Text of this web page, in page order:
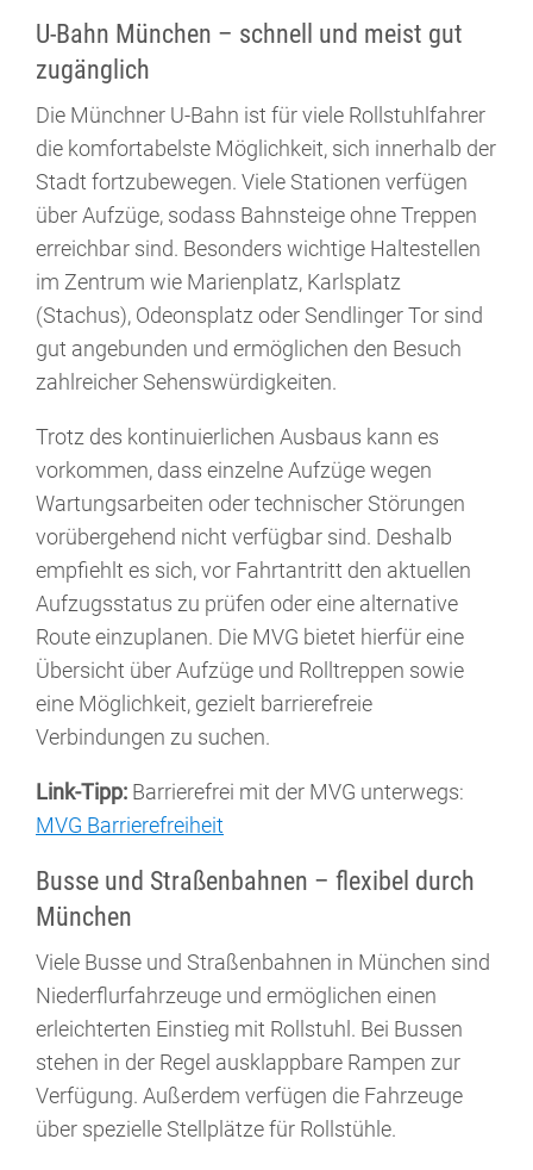
U-Bahn München – schnell und meist gut
zugänglich
Die Münchner U-Bahn ist für viele Rollstuhlfahrer
die komfortabelste Möglichkeit, sich innerhalb der
Stadt fortzubewegen. Viele Stationen verfügen
über Aufzüge, sodass Bahnsteige ohne Treppen
erreichbar sind. Besonders wichtige Haltestellen
im Zentrum wie Marienplatz, Karlsplatz
(Stachus), Odeonsplatz oder Sendlinger Tor sind
gut angebunden und ermöglichen den Besuch
zahlreicher Sehenswürdigkeiten.
Trotz des kontinuierlichen Ausbaus kann es
vorkommen, dass einzelne Aufzüge wegen
Wartungsarbeiten oder technischer Störungen
vorübergehend nicht verfügbar sind. Deshalb
empfiehlt es sich, vor Fahrtantritt den aktuellen
Aufzugsstatus zu prüfen oder eine alternative
Route einzuplanen. Die MVG bietet hierfür eine
Übersicht über Aufzüge und Rolltreppen sowie
eine Möglichkeit, gezielt barrierefreie
Verbindungen zu suchen.
Link-Tipp: Barrierefrei mit der MVG unterwegs:
MVG Barrierefreiheit
Busse und Straßenbahnen – flexibel durch
München
Viele Busse und Straßenbahnen in München sind
Niederflurfahrzeuge und ermöglichen einen
erleichterten Einstieg mit Rollstuhl. Bei Bussen
stehen in der Regel ausklappbare Rampen zur
Verfügung. Außerdem verfügen die Fahrzeuge
über spezielle Stellplätze für Rollstühle.